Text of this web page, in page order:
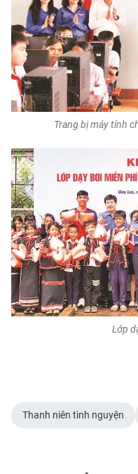
E-Magazine
Video
Media Chính trị
Media Kinh tế
Media Văn hóa
Media Xã hội
Media Pháp luật
Media Du lịch
Media Thế giới
Media Thể thao
Media Môi trường
Trang bị máy tính
Lớp
Thanh niên tình nguyện